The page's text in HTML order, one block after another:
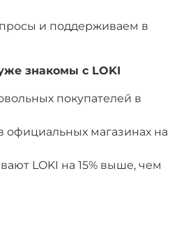
и поддерживаем в
знакомы с LOKI
покупателей в
официальных магазинах на
LOKI на 15% выше, чем